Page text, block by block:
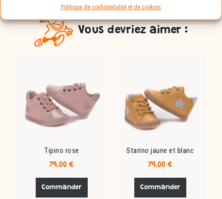
Politique de confidentialité et de cookies
Vous devriez aimer :
Tipino rose
79.00€
Commander
Ce
Starino jaune et blanc
79.00 €
Commander
Ce